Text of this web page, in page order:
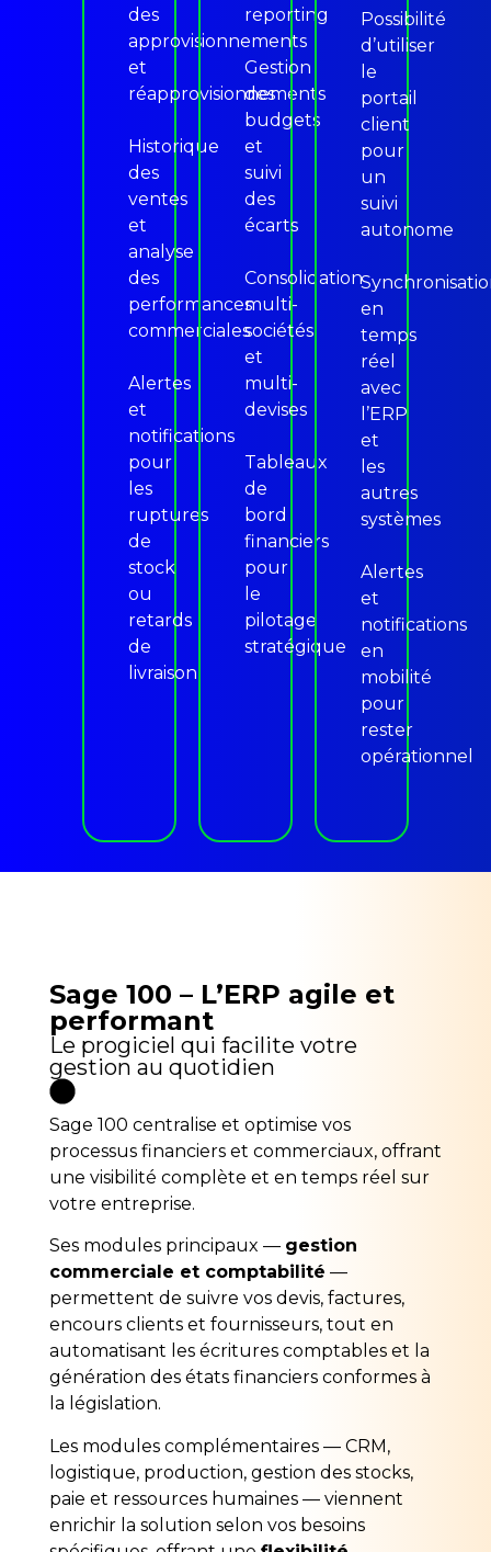
des
approvisionnements
et
réapprovisionnements
Historique
des
ventes
et
analyse
des
performances
commerciales
Alertes
et
notifications
pour
les
ruptures
de
stock
ou
retards
de
livraison
reporting
Gestion
des
budgets
et
suivi
des
écarts
Consolidation
multi-
sociétés
et
multi-
devises
Tableaux
de
bord
financiers
pour
le
pilotage
stratégique
Possibilité
d’utiliser
le
portail
client
pour
un
suivi
autonome
en
temps
réel
avec
l’ERP
et
les
autres
systèmes
Alertes
et
notifications
en
mobilité
pour
rester
opérationnel
Sage 100 – L’ERP agile et
performant
Le progiciel qui facilite votre
gestion au quotidien
Sage 100 centralise et optimise vos
processus financiers et commerciaux, offrant
une visibilité complète et en temps réel sur
votre entreprise.
Ses modules principaux — gestion
commerciale et comptabilité —
permettent de suivre vos devis, factures,
encours clients et fournisseurs, tout en
automatisant les écritures comptables et la
génération des états financiers conformes à
la législation.
Les modules complémentaires — CRM,
logistique, production, gestion des stocks,
paie et ressources humaines — viennent
enrichir la solution selon vos besoins